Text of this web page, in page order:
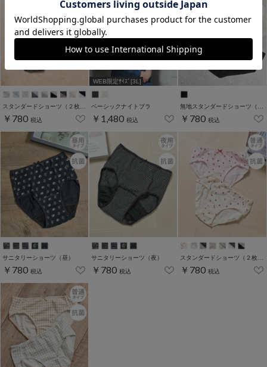
スタンダードショーツ（２枚組）
￥780 税込
WEB限定ｻｲｽﾞ[3L]
ベーシックナイトブラ
￥1,480 税込
無地スタンダードショーツ（２枚組）
￥780 税込
サニタリーショーツ（昼）
￥780 税込
サニタリーショーツ（夜）
￥780 税込 ￥780 税込